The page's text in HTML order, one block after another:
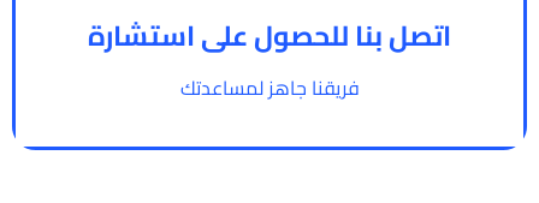
اتصل بنا للحصول على استشارة
فريقنا جاهز لمساعدتك